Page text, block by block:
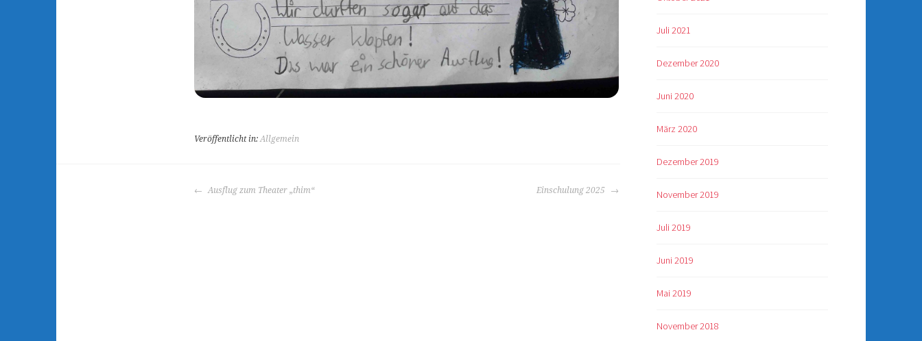
Veröffentlicht in: Allgemein
BEITRAGS-
Ausflug zum Theater „thim“ Einschulung 2025
Juli 2021
Dezember 2020
Juni 2020
März 2020
Dezember 2019
November 2019
Juli 2019
Juni 2019
Mai 2019
November 2018